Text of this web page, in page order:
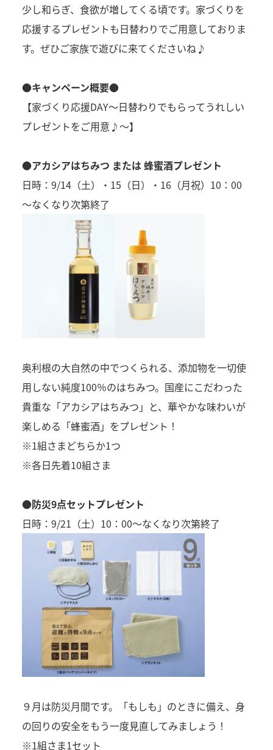
少し和らぎ、食欲が増してくる頃です。家づくりを
応援するプレゼントも日替わりでご用意しておりま
す。ぜひご家族で遊びに来てくださいね♪
●キャンペーン概要●
【家づくり応援DAY～日替わりでもらってうれしい
プレゼントをご用意♪～】
●アカシアはちみつ または 蜂蜜酒プレゼント
日時：9/14（土）・15（日）・16（月祝）10：00
～なくなり次第終了
奥利根の大自然の中でつくられる、添加物を一切使
用しない純度100％のはちみつ。国産にこだわった
貴重な「アカシアはちみつ」と、華やかな味わいが
楽しめる「蜂蜜酒」をプレゼント！
※1組さまどちらか1つ
※各日先着10組さま
●防災9点セットプレゼント
日時：9/21（土）10：00～なくなり次第終了
９月は防災月間です。「もしも」のときに備え、身
の回りの安全をもう一度見直してみましょう！
※1組さま1セット